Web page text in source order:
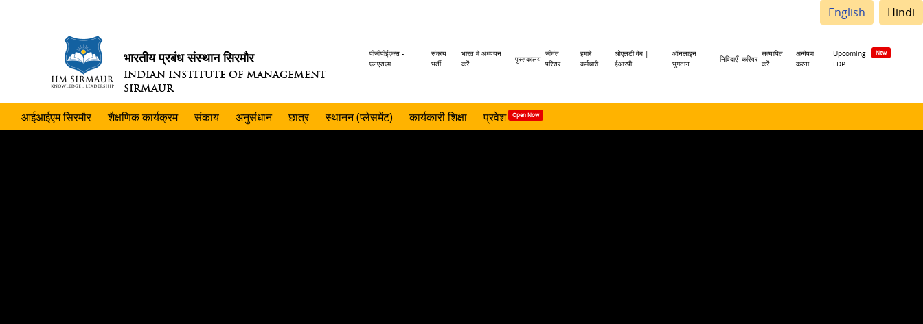
English Hindi
भारतीय प्रबंध संस्थान सिरमौर
INDIAN INSTITUTE OF MANAGEMENT
SIRMAUR
Header
पीजीपीईएक्स -
एलएसएम
संकाय
भर्ती
भारत में अध्ययन
करें
पुस्तकालय
जीवंत
परिसर
हमारे
कर्मचारी
ओएलटी वेब |
ईआरपी
ऑनलाइन
भुगतान
निविदाएँ करियर
सत्यापित
करें
अन्वेषण
करना
Upcoming
LDP
आईआईएम सिरमौर शैक्षणिक कार्यक्रम संकाय अनुसंधान छात्र स्थानन (प्लेसमेंट) कार्यकारी शिक्षा प्रवेश